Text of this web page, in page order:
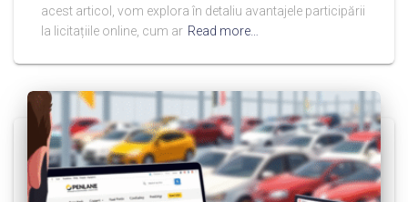
acest articol, vom explora în detaliu avantajele participării
la licitațiile online, cum ar Read more…